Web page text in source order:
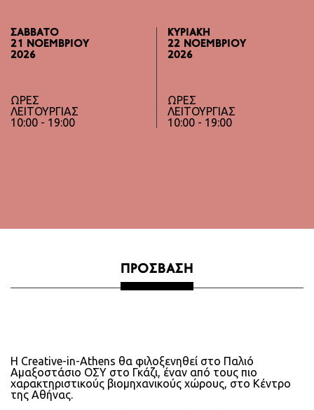
ΣΆΒΒΑΤΟ
21 ΝΟΕΜΒΡΊΟΥ
2026
ΏΡΕΣ
ΛΕΙΤΟΥΡΓΊΑΣ
10:00 - 19:00
ΚΥΡΙΑΚΉ
22 ΝΟΕΜΒΡΊΟΥ
2026
ΏΡΕΣ
ΛΕΙΤΟΥΡΓΊΑΣ
10:00 - 19:00
ΠΡΌΣΒΑΣΗ
Η Creative-in-Athens θα φιλοξενηθεί στο Παλιό
Αμαξοστάσιο ΟΣΥ στο Γκάζι, έναν από τους πιο
χαρακτηριστικούς βιομηχανικούς χώρους, στο Κέντρο
της Αθήνας.